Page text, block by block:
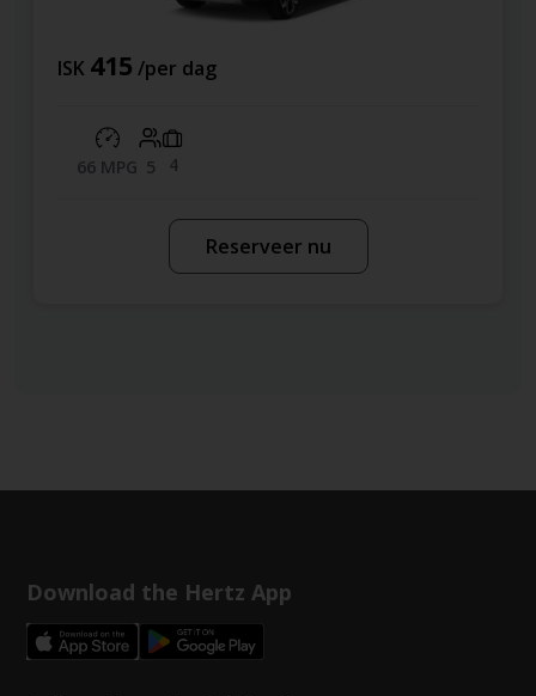
ISK 415 /per dag
66 MPG 5 4
Reserveer nu
Download the Hertz App